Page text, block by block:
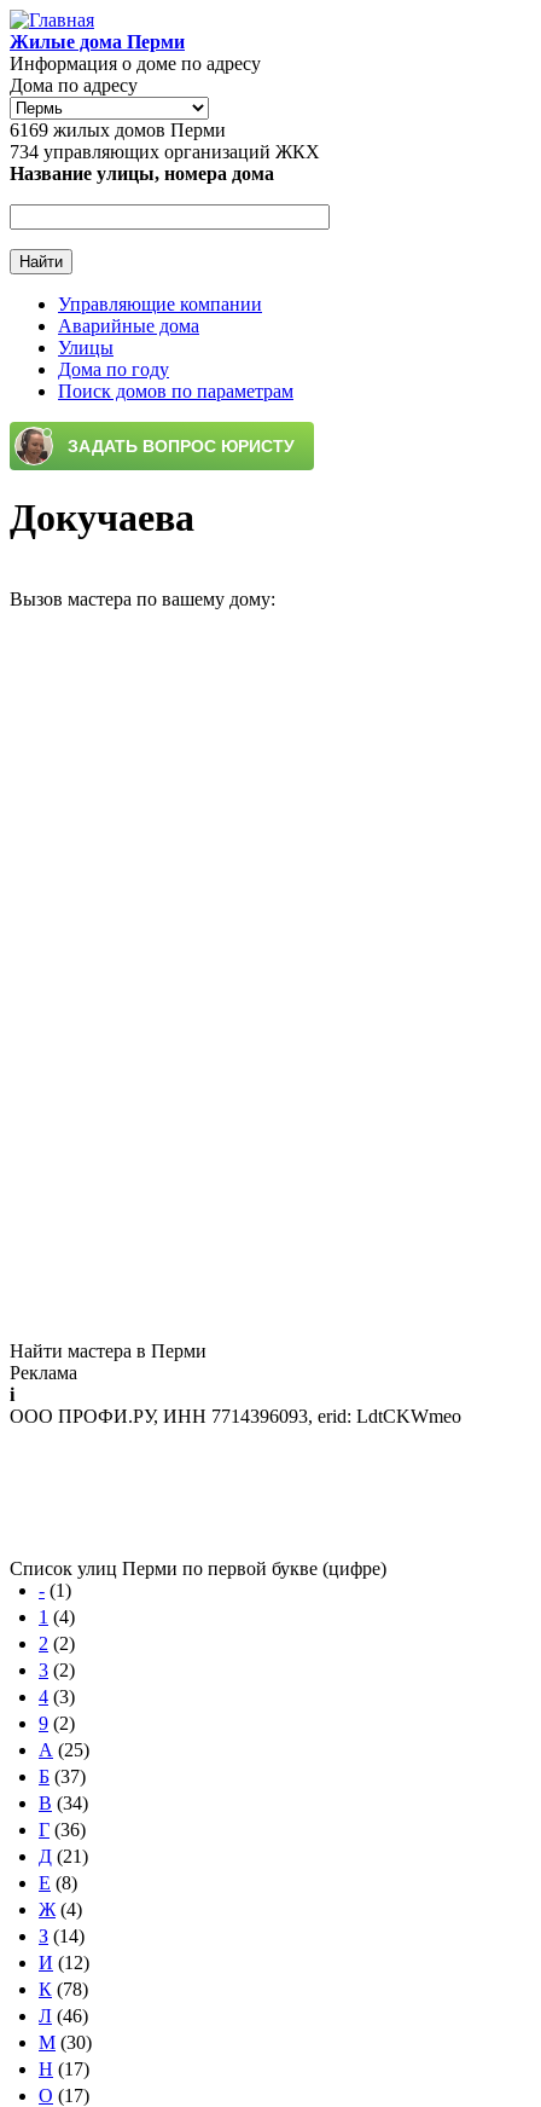
Перейти к основному содержанию
Жилые дома Перми
Информация о доме по адресу
Дома по адресу
6169 жилых домов Перми
734 управляющих организаций ЖКХ
Название улицы, номера дома
Главное меню
Управляющие компании
Аварийные дома
Улицы
Дома по году
Поиск домов по параметрам
Докучаева
Вызов мастера по вашему дому:
Найти мастера в Перми
Реклама
i
ООО ПРОФИ.РУ, ИНН 7714396093, erid: LdtCKWmeo
Список улиц Перми по первой букве (цифре)
- (1)
1 (4)
2 (2)
3 (2)
4 (3)
9 (2)
А (25)
Б (37)
В (34)
Г (36)
Д (21)
Е (8)
Ж (4)
З (14)
И (12)
К (78)
Л (46)
М (30)
Н (17)
О (17)